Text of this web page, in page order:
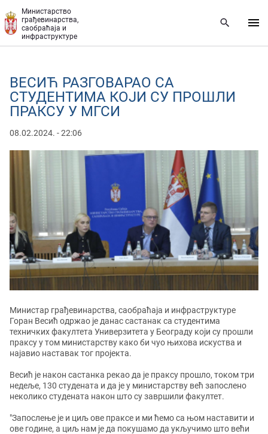
Министарство
грађевинарства,
саобраћаја и
инфраструктуре
ВЕСИЋ РАЗГОВАРАО СА
СТУДЕНТИМА КОЈИ СУ ПРОШЛИ
ПРАКСУ У МГСИ
08.02.2024. - 22:06
Министар грађевинарства, саобраћаја и инфраструктуре
Горан Весић одржао је данас састанак са студентима
техничких факултета Универзитета у Београду који су прошли
праксу у том министарству како би чуо њихова искуства и
најавио наставак тог пројекта.
Весић је након састанка рекао да је праксу прошло, током три
недеље, 130 студената и да је у министарству већ запослено
неколико студената након што су завршили факултет.
"Запослење је и циљ ове праксе и ми ћемо са њом наставити и
ове године, а циљ нам је да покушамо да укључимо што већи